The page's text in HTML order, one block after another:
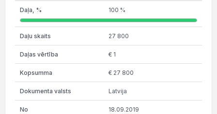
100 %
27 800
€ 1
€ 27 800
Latvija
18.09.2019